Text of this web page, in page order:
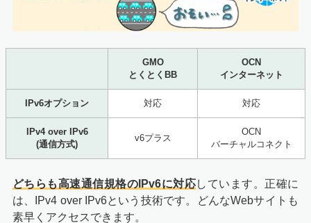
GMO
とくとくBB
OCN
インターネット
IPv6オプション 対応 対応
IPv4 over IPv6
(通信方式)
v6プラス
OCN
バーチャルコネクト
どちらも高速通信規格のIPv6に対応しています。正確に
は、IPv4 over IPv6という技術です。どんなWebサイトも
素早くアクセスできます。